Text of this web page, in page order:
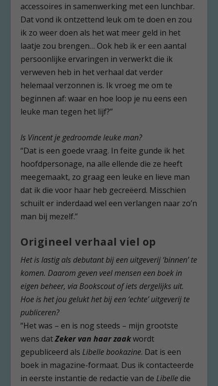
accessoires in samenwerking met een lunchbar.
Dat vond ik ontzettend leuk om te doen en zou
ik zo weer doen als het wat meer geld in het
laatje zou brengen… Ook heb ik er een aantal
persoonlijke ervaringen in verwerkt die ik
verweven heb in het verhaal dat verder
helemaal verzonnen is. Ik vroeg me om te
beginnen af: waar en hoe loop je nu eens een
leuke man tegen het lijf?”
Is Vincent je gedroomde leuke man?
“Dat is een goede vraag. In feite gunde ik het
hoofdpersonage, na alle ellende die ze heeft
meegemaakt, zo graag een leuke en lieve man
dat ik die voor haar heb gecreëerd. Misschien
schuilt er inderdaad wel een verlangen naar zo’n
man bij mezelf.”
Origineel verhaal viel op
Het is lastig als debutant bij een uitgeverij ‘binnen’ te
komen. Daarom geven veel mensen een boek in
eigen beheer, via Bookscout of iets dergelijks uit.
Hoe is het jou gelukt het bij een ‘echte’ uitgeverij te
publiceren?
“Het was – en is nog steeds – mijn grootste
wens datZeker van haar zaakwordt
gepubliceerd als Libelle bookazine. Dat is een
boek in magazine-formaat. Dus ik contacteerde
in eerste instantie de redactie van de Libelledie